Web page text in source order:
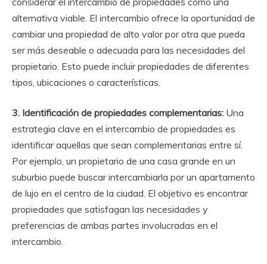
alternativa viable. El intercambio ofrece la oportunidad de
cambiar una propiedad de alto valor por otra que pueda
ser más deseable o adecuada para las necesidades del
propietario. Esto puede incluir propiedades de diferentes
tipos, ubicaciones o características.
3. Identificación de propiedades complementarias: Una
estrategia clave en el intercambio de propiedades es
identificar aquellas que sean complementarias entre sí.
Por ejemplo, un propietario de una casa grande en un
suburbio puede buscar intercambiarla por un apartamento
de lujo en el centro de la ciudad. El objetivo es encontrar
propiedades que satisfagan las necesidades y
preferencias de ambas partes involucradas en el
intercambio.